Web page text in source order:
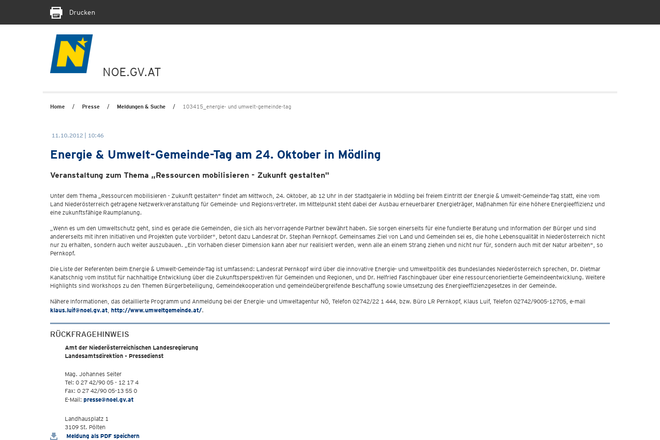
Drucken
NOE.GV.AT
Home Presse Meldungen & Suche 103415_energie- und umwelt-gemeinde-tag
11.10.2012 | 10:46
Energie & Umwelt-Gemeinde-Tag am 24. Oktober in Mödling
Veranstaltung zum Thema „Ressourcen mobilisieren - Zukunft gestalten"
Unter dem Thema „Ressourcen mobilisieren - Zukunft gestalten" findet am Mittwoch, 24. Oktober, ab 12 Uhr in der Stadtgalerie in Mödling bei freiem Eintritt der Energie & Umwelt-Gemeinde-Tag statt, eine vom
Land Niederösterreich getragene Netzwerkveranstaltung für Gemeinde- und Regionsvertreter. Im Mittelpunkt steht dabei der Ausbau erneuerbarer Energieträger, Maßnahmen für eine höhere Energieeffizienz und
eine zukunftsfähige Raumplanung.
„Wenn es um den Umweltschutz geht, sind es gerade die Gemeinden, die sich als hervorragende Partner bewährt haben. Sie sorgen einerseits für eine fundierte Beratung und Information der Bürger und sind
andererseits mit ihren Initiativen und Projekten gute Vorbilder", betont dazu Landesrat Dr. Stephan Pernkopf. Gemeinsames Ziel von Land und Gemeinden sei es, die hohe Lebensqualität in Niederösterreich nicht
nur zu erhalten, sondern auch weiter auszubauen. „Ein Vorhaben dieser Dimension kann aber nur realisiert werden, wenn alle an einem Strang ziehen und nicht nur für, sondern auch mit der Natur arbeiten", so
Pernkopf.
Die Liste der Referenten beim Energie & Umwelt-Gemeinde-Tag ist umfassend: Landesrat Pernkopf wird über die innovative Energie- und Umweltpolitik des Bundeslandes Niederösterreich sprechen, Dr. Dietmar
Kanatschnig vom Institut für nachhaltige Entwicklung über die Zukunftsperspektiven für Gemeinden und Regionen, und Dr. Helfried Faschingbauer über eine ressourcenorientierte Gemeindeentwicklung. Weitere
Highlights sind Workshops zu den Themen Bürgerbeteiligung, Gemeindekooperation und gemeindeübergreifende Beschaffung sowie Umsetzung des Energieeffizienzgesetzes in der Gemeinde.
Nähere Informationen, das detaillierte Programm und Anmeldung bei der Energie- und Umweltagentur NÖ, Telefon 02742/22 1 444, bzw. Büro LR Pernkopf, Klaus Luif, Telefon 02742/9005-12705, e-mail
klaus.luif@noel.gv.at, http://www.umweltgemeinde.at/.
RÜCKFRAGEHINWEIS
Amt der Niederösterreichischen Landesregierung
Landesamtsdirektion - Pressedienst
Mag. Johannes Seiter
Tel: 0 27 42/90 05 - 12 17 4
Fax: 0 27 42/90 05-13 55 0
E-Mail: presse@noel.gv.at
Landhausplatz 1
3109 St. Pölten
Meldung als PDF speichern